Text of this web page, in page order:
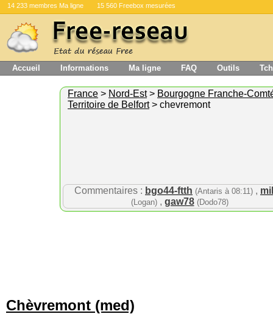
14 233 membres Ma ligne 15 560 Freebox mesurées
Accueil Informations Ma ligne FAQ Outils
France > Nord-Est> Bourgogne Franche-
Territoire de Belfort> chevremont
Commentaires : bgo44-ftth (Antaris à 08:11) ,
(Logan), gaw78 (Dodo78)
Chèvremont (med)